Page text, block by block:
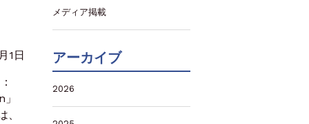
1日
メディア掲載
アーカイブ
2026